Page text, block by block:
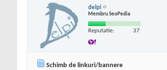
delpi
Membru SeoPedia
Reputatie: 37
Schimb de linkuri/bannere